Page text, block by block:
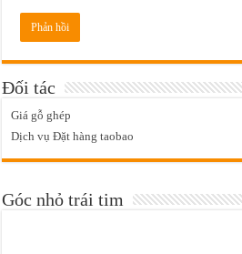
Đối tác
Giá gỗ ghép
Dịch vụ Đặt hàng taobao
Góc nhỏ trái tim